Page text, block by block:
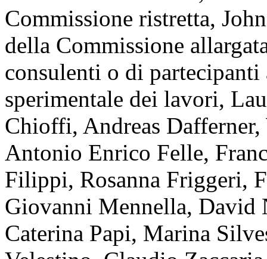
Commissione ristretta,
della Commissione
consulenti o di
sperimentale dei lavori,
Chioffi, Andreas
Antonio Enrico Felle,
Filippi, Rosanna Friggeri,
Giovanni Mennella, David
Caterina Papi, Marina